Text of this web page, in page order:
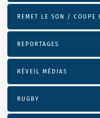
REMET LE SON / COUPE
REPORTAGES
RÉVEIL MÉDIAS
RUGBY